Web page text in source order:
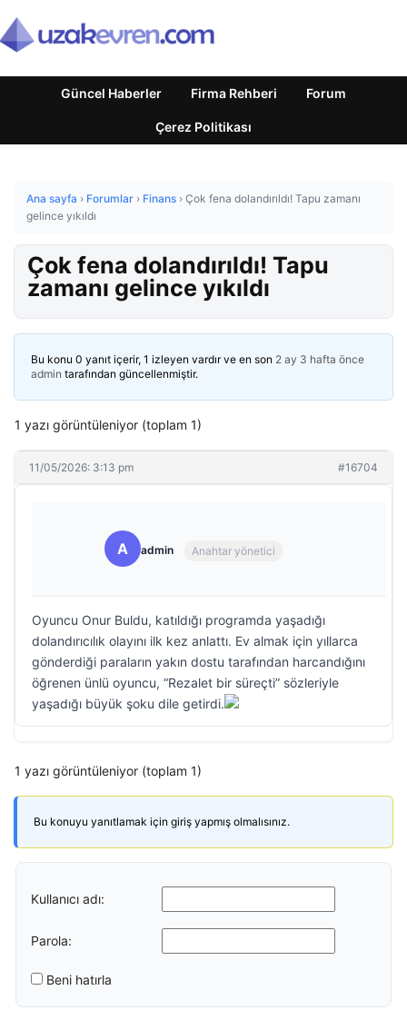
Güncel Haberler Firma Rehberi Forum
Çerez Politikası
Ana sayfa › Forumlar › Finans › Çok fena dolandırıldı! Tapu zamanı
gelince yıkıldı
Çok fena dolandırıldı! Tapu
zamanı gelince yıkıldı
Bu konu 0 yanıt içerir, 1 izleyen vardır ve en son 2 ay 3 hafta önce
admin tarafından güncellenmiştir.
1 yazı görüntüleniyor (toplam 1)
11/05/2026: 3:13 pm #16704
A admin Anahtar yönetici
Oyuncu Onur Buldu, katıldığı programda yaşadığı
dolandırıcılık olayını ilk kez anlattı. Ev almak için yıllarca
gönderdiği paraların yakın dostu tarafından harcandığını
öğrenen ünlü oyuncu, “Rezalet bir süreçti” sözleriyle
yaşadığı büyük şoku dile getirdi.
1 yazı görüntüleniyor (toplam 1)
Bu konuyu yanıtlamak için giriş yapmış olmalısınız.
Kullanıcı adı:
Parola:
Beni hatırla